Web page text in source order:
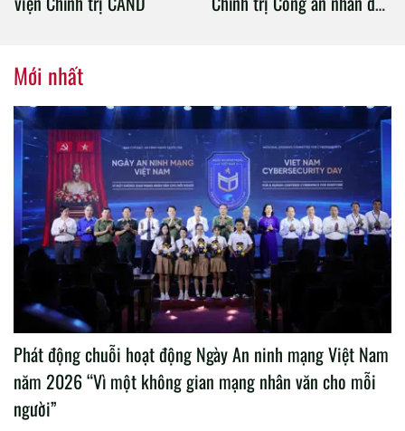
Mới nhất
Phát động chuỗi hoạt động Ngày An ninh mạng Việt Nam
năm 2026 “Vì một không gian mạng nhân văn cho mỗi
người”